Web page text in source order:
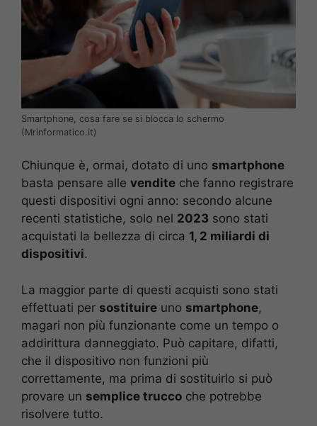
Smartphone, cosa fare se si blocca lo schermo
(Mrinformatico.it)
Chiunque è, ormai, dotato di uno smartphone
basta pensare alle vendite che fanno registrare
questi dispositivi ogni anno: secondo alcune
recenti statistiche, solo nel 2023 sono stati
acquistati la bellezza di circa 1, 2 miliardi di
dispositivi.
La maggior parte di questi acquisti sono stati
effettuati per sostituire uno smartphone,
magari non più funzionante come un tempo o
addirittura danneggiato. Può capitare, difatti,
che il dispositivo non funzioni più
correttamente, ma prima di sostituirlo si può
provare un semplice trucco che potrebbe
risolvere tutto.